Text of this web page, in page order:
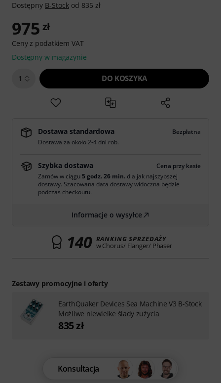
Dostępny B-Stock od 835 zł
975 zł
Ceny z podatkiem VAT
Dostępny w magazynie
1 DO KOSZYKA
Dostawa standardowa
Bezpłatna
Dostawa za około 2-4 dni rob.
Szybka dostawa
Cena przy kasie
Zamów w ciągu5 godz. 26 min. dla jak najszybszej
dostawy. Szacowana data dostawy widoczna będzie
podczas checkoutu.
Informacje o wysyłce
140 RANKING SPRZEDAŻY
w Chorus/ Flanger/ Phaser
Konsultacja
Zestawy promocyjne i oferty
EarthQuaker Devices Sea Machine V3 B-Stock
Możliwe niewielke ślady zużycia
835 zł